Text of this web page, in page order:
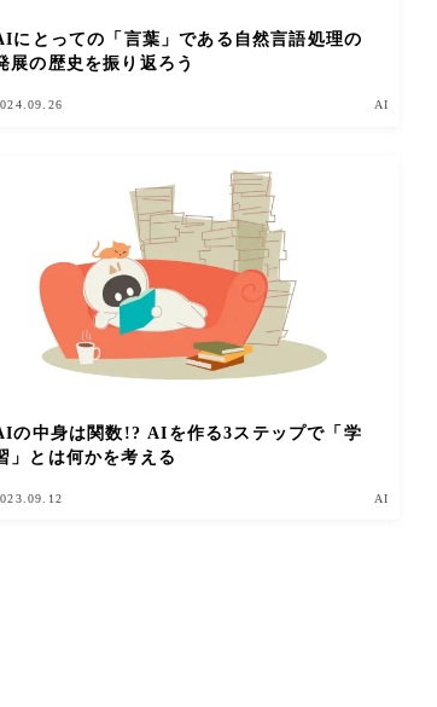
にとっての「言葉」である自然言語処理の
展の歴史を振り返ろう
AI
の中身は関数!? AIを作る3ステップで「学
」とは何かを考える
AI